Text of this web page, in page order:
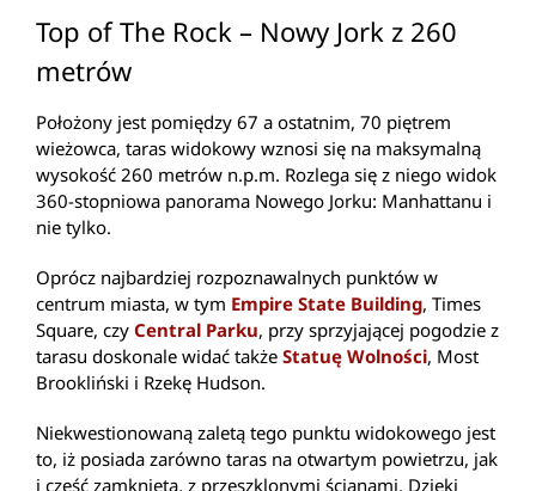
Top of The Rock – Nowy Jork z 260
metrów
Położony jest pomiędzy 67 a ostatnim, 70 piętrem
wieżowca, taras widokowy wznosi się na maksymalną
wysokość 260 metrów n.p.m. Rozlega się z niego widok
360-stopniowa panorama Nowego Jorku: Manhattanu i
nie tylko.
Oprócz najbardziej rozpoznawalnych punktów w
centrum miasta, w tym Empire State Building, Times
Square, czy Central Parku, przy sprzyjającej pogodzie z
tarasu doskonale widać także Statuę Wolności, Most
Brookliński i Rzekę Hudson.
Niekwestionowaną zaletą tego punktu widokowego jest
to, iż posiada zarówno taras na otwartym powietrzu, jak
i część zamkniętą, z przeszklonymi ścianami. Dzięki